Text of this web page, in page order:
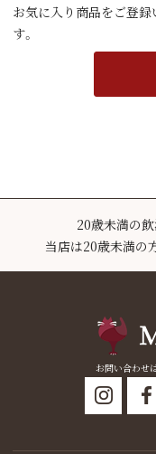
お気に入り商品をご登
す。
20歳未満の
当店は20歳未満の
お問い合わせ